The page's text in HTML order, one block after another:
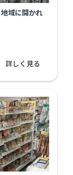
詳しく見る